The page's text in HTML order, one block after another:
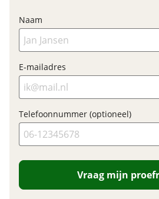
Motormerk
Type aandrijving
Financieel
Prijs
BTW/marge
Bijtellingspercentage
7 %
Nieuwprijs
€
Nieuwe accu
Inbegrepen
Meerprijs
€ 0,-
Wat is een nieuwe accu?
Naam
E-mailadres
Telefoonnummer (optioneel)
Vraag mijn